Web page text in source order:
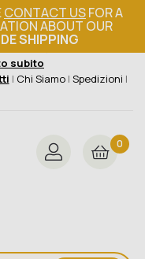
CONTACT USFOR A
ABOUT OUR
SHIPPING
4000(Lun - Ven / 8.30 -
subito
| Chi Siamo| Spedizioni |
0